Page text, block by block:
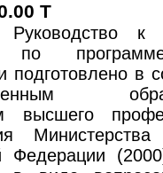
T
Руководство к
по
подготовлено в
высшего
Министерства
Федерации